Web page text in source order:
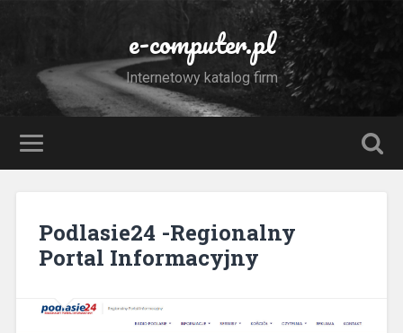
e-computer.pl
Internetowy katalog firm
Podlasie24 -Regionalny
Portal Informacyjny